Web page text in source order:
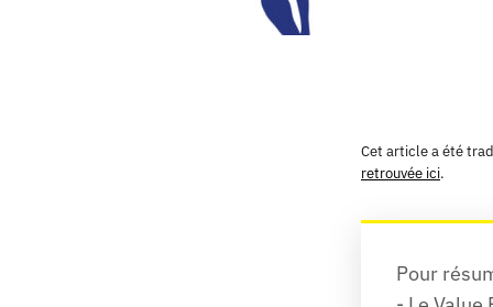
Cet article a été
retrouvée ici.
Pour